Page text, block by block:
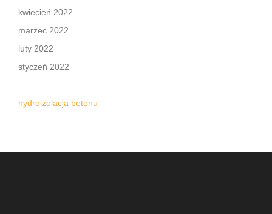
kwiecień 2022
marzec 2022
luty 2022
styczeń 2022
hydroizolacja betonu